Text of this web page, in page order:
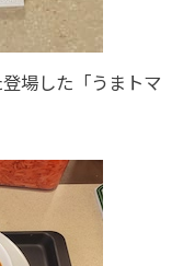
場した「うまトマ